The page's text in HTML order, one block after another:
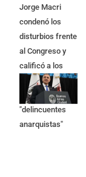
Jorge Macri
condenó los
disturbios frente
al Congreso y
calificó a los
responsables
como
"delincuentes
anarquistas"